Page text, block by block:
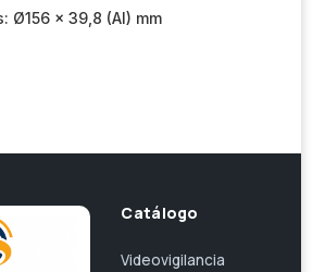
Ø156 x 39,8 (Al) mm
Catálogo
Videovigilancia